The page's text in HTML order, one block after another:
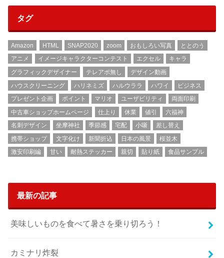
タグ
Amazon HTML SNAP2020 zoom おもしろい写真
ととのう
アニメ
イメージキャラクターコンテスト エクセル
キャラ
グラフィックデザイナー
テレアポ無し
デザイン動画
ハウスクリーニング
ハリネミズ ハルウララ ハワイ
ビジネス
プレゼント企画
ポイント マリオ ユーザビリティ
両面印刷
中古車ショップホームページ
仕上り 休業 値引
六福神
名刺デザイン
坐摩神社 季節感 宅配 小噺
差し替え
携帯ショップ
文字化け 新聞折込 日本の風景
桜並木
激安印刷編
甘い 耐熱ステッカー 親切 貼り紙 食品サンプル
最新の記事
美味しいものを食べて暑さを乗り切ろう！
カミナリ炸裂